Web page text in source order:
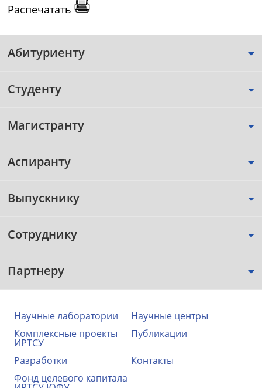
Распечатать
Абитуриенту
Студенту
Магистранту
Аспиранту
Выпускнику
Сотруднику
Партнеру
Научные лаборатории
Научные центры
Комплексные проекты
ИРТСУ
Публикации
Разработки
Контакты
Фонд целевого капитала